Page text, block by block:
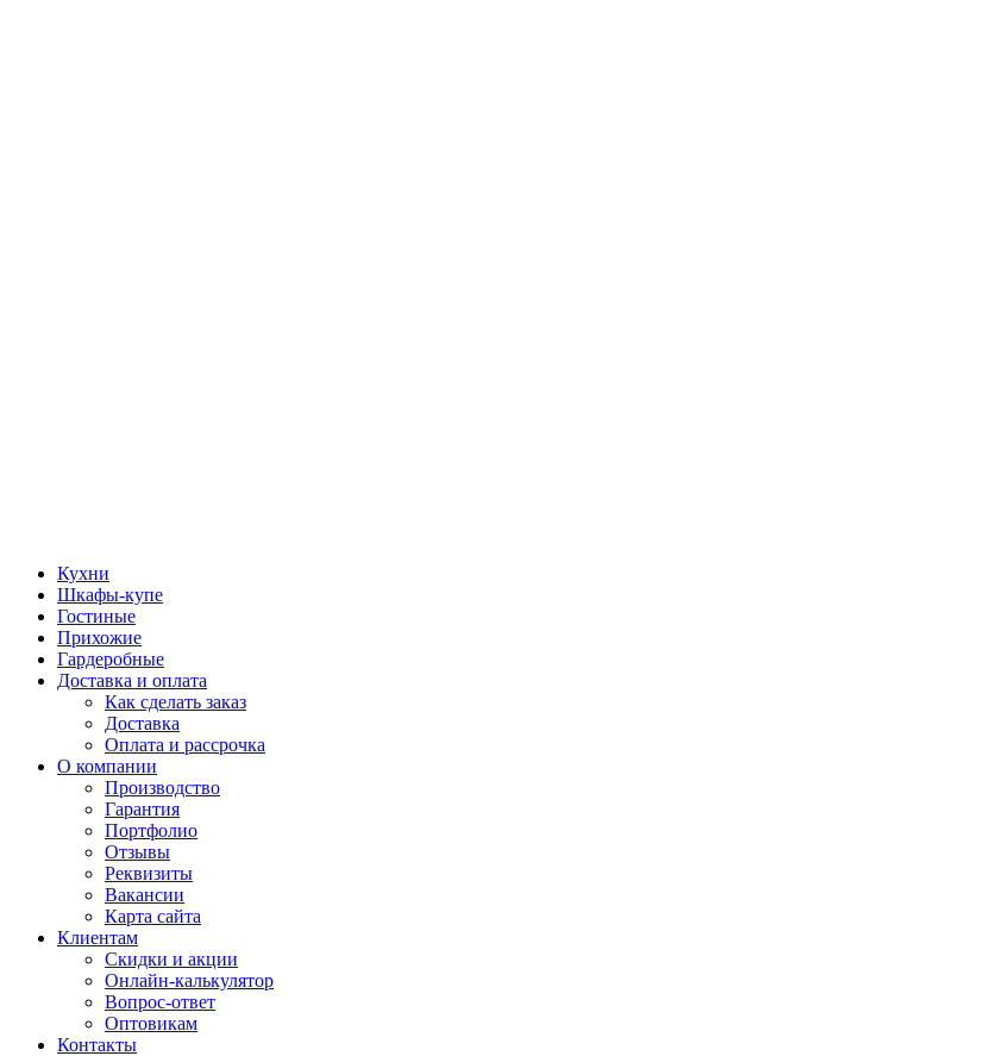
Кухни
Шкафы-купе
Гостиные
Прихожие
Гардеробные
Доставка и оплата
Как сделать заказ
Доставка
Оплата и рассрочка
О компании
Производство
Гарантия
Портфолио
Отзывы
Реквизиты
Вакансии
Карта сайта
Клиентам
Скидки и акции
Онлайн-калькулятор
Вопрос-ответ
Оптовикам
Контакты